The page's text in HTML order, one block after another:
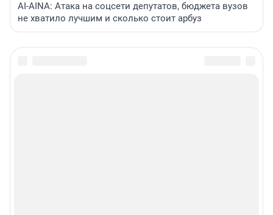
AI-AINA: Атака на соцсети депутатов, бюджета вузов
не хватило лучшим и сколько стоит арбуз